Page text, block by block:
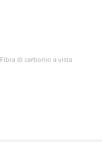
Fibra di carbonio a vista